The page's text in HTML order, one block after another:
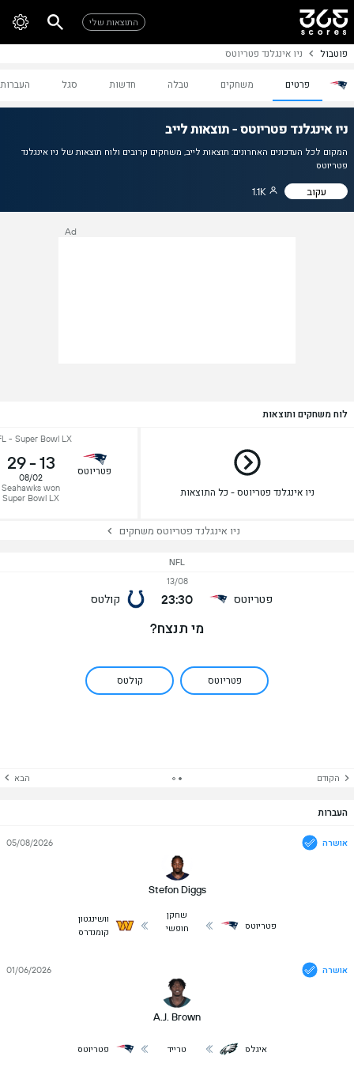
התוצאות שלי
פוטבול ניו אינגלנד פטריוטס
פרטים משחקים טבלה חדשות סגל העברות
ניו אינגלנד פטריוטס - תוצאות לייב
המקום לכל העדכונים האחרונים: תוצאות לייב, משחקים קרובים ולוח תוצאות של ניו אינגלנד
פטריוטס
עקוב 1.1K
Ad
לוח משחקים ותוצאות
ניו אינגלנד פטריוטס - כל התוצאות
- Super Bowl LX
פטריוטס 13
-
29
08/02
Seahawks won
Super Bowl LX
ניו אינגלנד פטריוטס משחקים
NFL
פטריוטס
13/08
23:30 קולטס
מי תנצח?
פטריוטס קולטס
הקודם הבא
העברות
אושרה
Stefon Diggs
05/08/2026
פטריוטס
שחקן
חופשי
וושינגטון
קומנדרס
אושרה
A.J. Brown
01/06/2026
איגלס טרייד פטריוטס